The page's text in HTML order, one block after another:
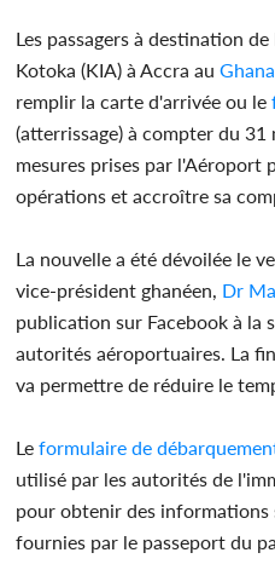
Les passagers à destination
Kotoka (KIA) à Accra auGhana
remplir la carte d'arrivée ou le
(atterrissage) à compter du
mesures prises par l'Aéroport
opérations et accroître sa
La nouvelle a été dévoilée le
vice-président ghanéen, Dr
publication sur Facebook à la
autorités aéroportuaires. La
va permettre de réduire le
Le formulaire de
utilisé par les autorités de
pour obtenir des informations
fournies par le passeport du